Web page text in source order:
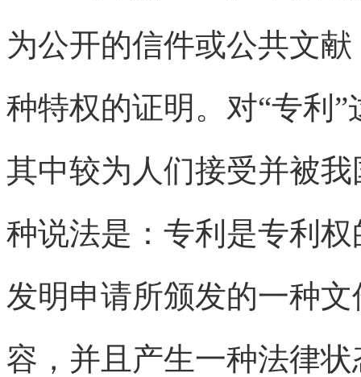
为公开的信件或公共文
种特权的证明。对“专利
其中较为人们接受并被
种说法是：专利是专利
发明申请所颁发的一种
容，并且产生一种法律